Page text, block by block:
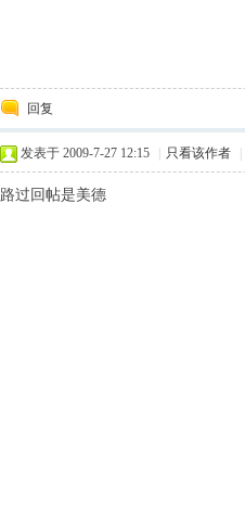
回复
发表于 2009-7-27 12:15 只看该作者
路过回帖是美德